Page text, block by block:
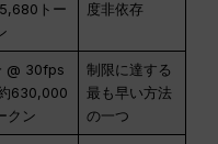
トー
度非依存
@ 30fps
630,000
クン
制限に達する
最も早い方法
の一つ